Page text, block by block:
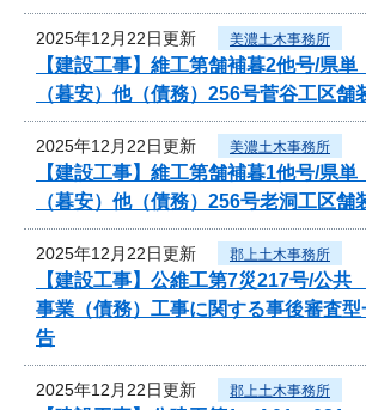
2025年12月22日更新 美濃土木事務所
【建設工事】維工第舗補暮2他号/県
（暮安）他（債務）256号菅谷工区舗
2025年12月22日更新 美濃土木事務所
【建設工事】維工第舗補暮1他号/県
（暮安）他（債務）256号老洞工区舗
2025年12月22日更新 郡上土木事務所
【建設工事】公維工第7災217号/公
事業（債務）工事に関する事後審査
告
2025年12月22日更新 郡上土木事務所